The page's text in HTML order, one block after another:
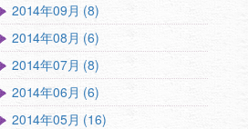
2014年09月 (8)
2014年08月 (6)
2014年07月 (8)
2014年06月 (6)
2014年05月 (16)